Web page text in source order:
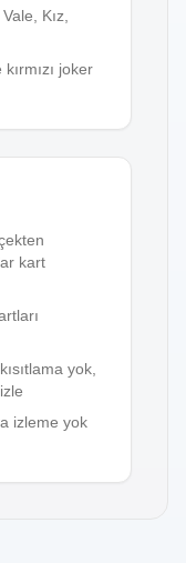
Kız,
joker
kart
yok,
izleme yok